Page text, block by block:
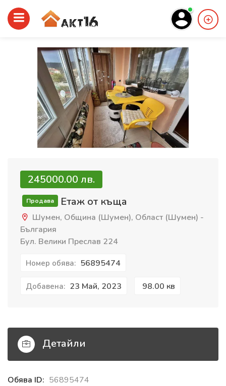
245000.00 лв.
Продава Етаж от къща
Шумен, Община (Шумен), Област (Шумен) -
България
Бул. Велики Преслав 224
Номер обява: 56895474
Добавена: 23 Май, 2023 98.00 кв
Детайли
Обява ID: 56895474